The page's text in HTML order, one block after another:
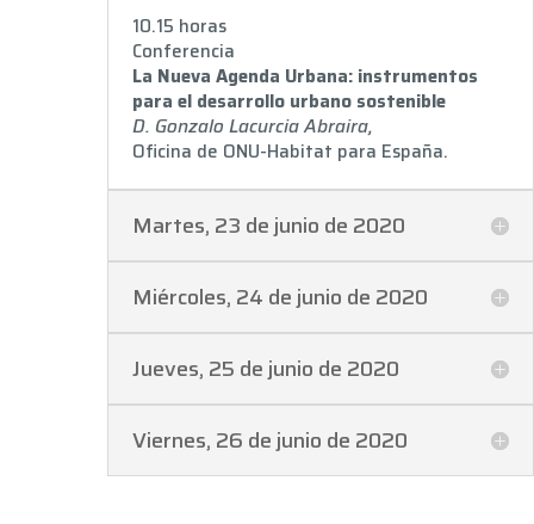
10.15 horas
Conferencia
La Nueva Agenda Urbana: instrumentos
para el desarrollo urbano sostenible
D. Gonzalo Lacurcia Abraira,
Oficina de ONU-Habitat para España.
Martes, 23 de junio de 2020
Miércoles, 24 de junio de 2020
Jueves, 25 de junio de 2020
Viernes, 26 de junio de 2020